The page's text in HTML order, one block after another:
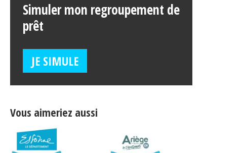
Simuler mon regroupement de
prêt
JE SIMULE
Vous aimeriez aussi